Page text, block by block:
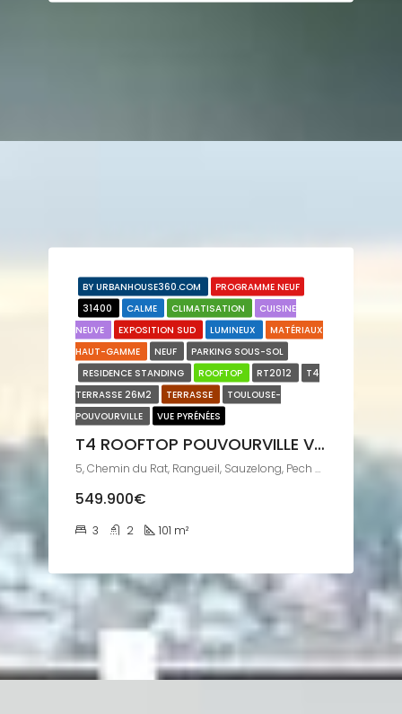
BY URBANHOUSE360.COM
PROGRAMME NEUF
31400
CALME CLIMATISATION
CUISINE
NEUVE
EXPOSITION SUD LUMINEUX
MATÉRIAUX
HAUT-GAMME
NEUF
PARKING SOUS-SOL
RESIDENCE STANDING
ROOFTOP RT2012
T4
TERRASSE 26M2
TERRASSE
TOULOUSE-
POUVOURVILLE
VUE PYRÉNÉES
T4 ROOFTOP POUVOURVILLE VUE PYRÉNÉES
5, Chemin du Rat, Rangueil, Sauzelong, Pech David, Pouvourville, Toulouse Sud-Est, Toulouse, Haute-Garonne, Occitanie, France métropolitaine, 31400, France
549.900€
3 2 101 m²